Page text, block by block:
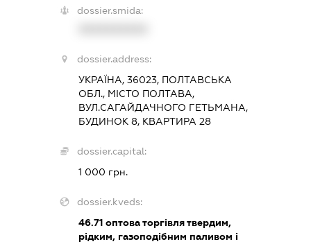
dossier.smida:
dossier.address:
УКРАЇНА, 36023, ПОЛТАВСЬКА
ОБЛ., МІСТО ПОЛТАВА,
ВУЛ.САГАЙДАЧНОГО ГЕТЬМАНА,
БУДИНОК 8, КВАРТИРА 28
dossier.capital:
1 000 грн.
dossier.kveds:
46.71 оптова торгівля твердим,
рідким, газоподібним паливом і